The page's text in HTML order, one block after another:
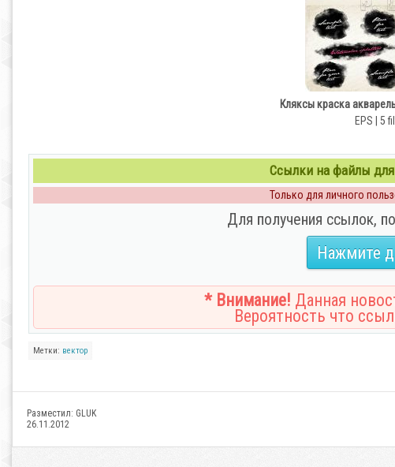
Кляксы краска
EPS | 5
Ссылки на файлы для
Только для личного
Для получения ссылок,
Нажмите
* Внимание! Данная
Вероятность что
Метки: вектор
Разместил: GLUK
26.11.2012